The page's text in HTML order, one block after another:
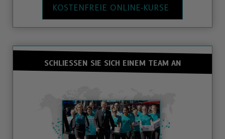
KOSTENFREIE ONLINE‑KURSE
SCHLIESSEN SIE SICH EINEM TEAM AN